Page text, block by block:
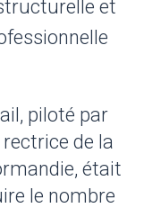
et
piloté par
de la
était
le nombre